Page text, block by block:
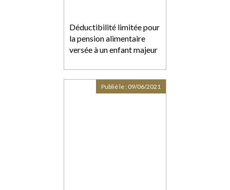
Déductibilité limitée pour
la pension alimentaire
versée à un enfant majeur
Publié le : 09/06/2021